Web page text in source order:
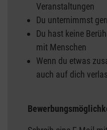
Veranstaltungen
Du unternimmst
Du hast keine
mit Menschen
Wenn du etwas
auch auf dich